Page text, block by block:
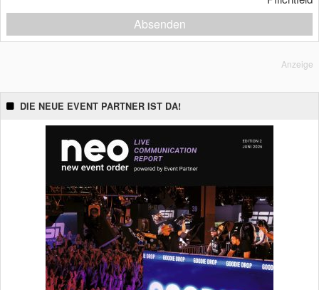
Absenden
Anzeige
DIE NEUE EVENT PARTNER IST DA!